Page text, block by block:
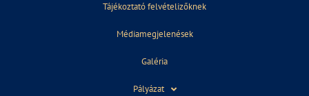
Tájékoztató felvételizőknek
Médiamegjelenések
Galéria
Pályázat